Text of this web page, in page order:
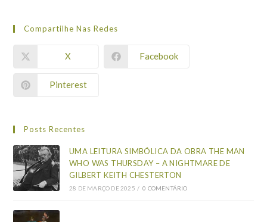
Compartilhe Nas Redes
X Facebook
Pinterest
Posts Recentes
UMA LEITURA SIMBÓLICA DA OBRA THE MAN
WHO WAS THURSDAY – A NIGHTMARE DE
GILBERT KEITH CHESTERTON
28 DE MARÇO DE 2025 / 0 COMENTÁRIO